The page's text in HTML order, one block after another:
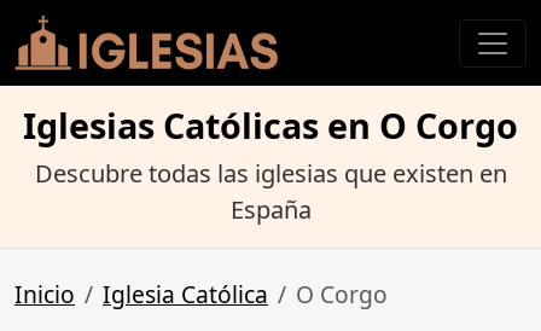
Iglesias Católicas en O Corgo
Descubre todas las iglesias que existen en
España
Inicio Iglesia Católica O Corgo